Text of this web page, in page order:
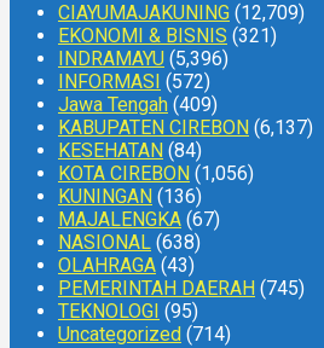
CIAYUMAJAKUNING (12,709)
EKONOMI & BISNIS (321)
INDRAMAYU (5,396)
INFORMASI (572)
Jawa Tengah (409)
KABUPATEN CIREBON (6,137)
KESEHATAN (84)
KOTA CIREBON (1,056)
KUNINGAN (136)
MAJALENGKA (67)
NASIONAL (638)
OLAHRAGA (43)
PEMERINTAH DAERAH (745)
TEKNOLOGI (95)
Uncategorized (714)